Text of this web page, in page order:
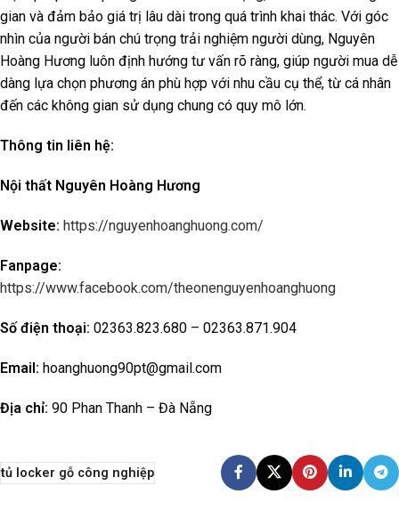
gian và đảm bảo giá trị lâu dài trong quá trình khai thác. Với góc
nhìn của người bán chú trọng trải nghiệm người dùng, Nguyên
Hoàng Hương luôn định hướng tư vấn rõ ràng, giúp người mua dễ
dàng lựa chọn phương án phù hợp với nhu cầu cụ thể, từ cá nhân
đến các không gian sử dụng chung có quy mô lớn.
Thông tin liên hệ:
Nội thất Nguyên Hoàng Hương
Website: https://nguyenhoanghuong.com/
Fanpage:
https://www.facebook.com/theonenguyenhoanghuong
Số điện thoại: 02363.823.680 – 02363.871.904
Email: hoanghuong90pt@gmail.com
Địa chỉ: 90 Phan Thanh – Đà Nẵng
tủ locker gỗ công nghiệp